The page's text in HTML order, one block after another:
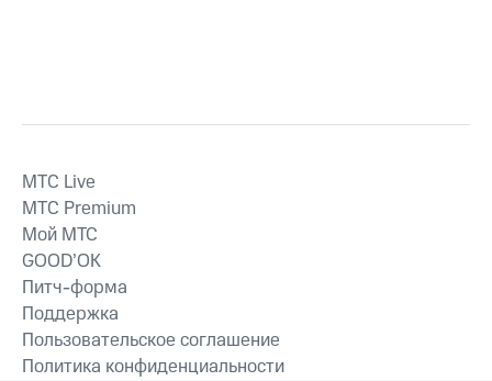
MTС Live
MTС Premium
Мой МТС
GOOD’OK
Питч-форма
Поддержка
Пользовательское соглашение
Политика конфиденциальности